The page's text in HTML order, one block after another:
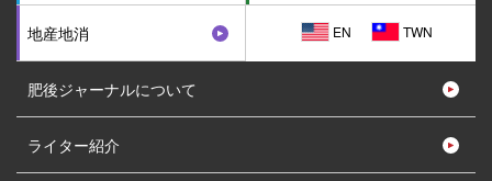
地産地消 EN TWN
肥後ジャーナルについて
ライター紹介